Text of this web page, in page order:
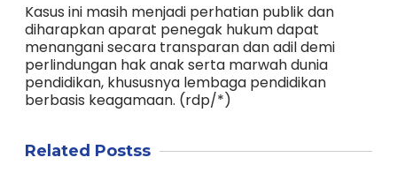
Kasus ini masih menjadi perhatian publik dan
diharapkan aparat penegak hukum dapat
menangani secara transparan dan adil demi
perlindungan hak anak serta marwah dunia
pendidikan, khususnya lembaga pendidikan
berbasis keagamaan. (rdp/*)
Related Postss